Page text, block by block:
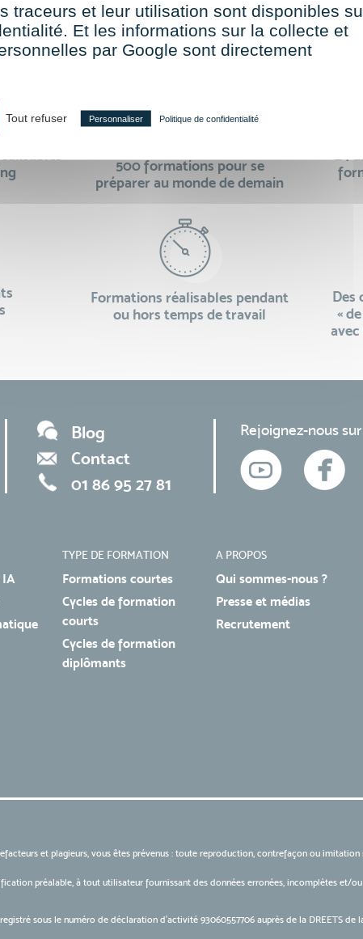
VISIPLUS academy c’est
500 formations pour se
préparer au monde de demain
24
Formations réalisables pendant
ou hors temps de travail
Des
«
Blog
Contact
01 86 95 27 81
Rejoignez-nous
IA
TYPE DE FORMATION
Formations courtes
Cycles de formation
courts
Cycles de formation
diplômants
A PROPOS
Qui sommes-nous ?
Presse et médias
Recrutement
et plagieurs, vous êtes prévenus : toute reproduction, contrefaçon ou
préalable, à tout utilisateur fournissant des données erronées, incomplètes et/
sous le numéro de déclaration d’activité 93060557706 auprès de la DREETS de
traceurs et leur utilisation sont disponibles
Et les informations sur la collecte et
par Google sont directement
Tout refuser Personnaliser Politique de confidentialité